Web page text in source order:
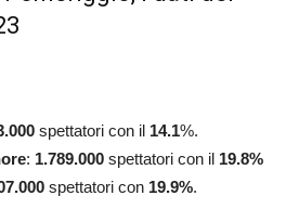
spettatori con il 14.1%.
: 1.789.000 spettatori con il 19.8%
spettatori con 19.9%.